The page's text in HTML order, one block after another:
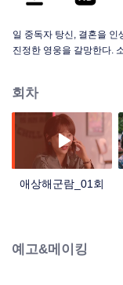
일 중독자 탕신, 결혼을
진정한 영웅을 갈망한다.
는데… 직업의 차이, 가치
생해야 하는 상황까지, 두
집단에 대해 알아가면서
음의 슬픔과 기쁨을 경험
께하기로 하는데… 군영
회차
애상해군람_01회
예고&메이킹